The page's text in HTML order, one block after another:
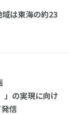
は東海の約23
」の実現に向け
信